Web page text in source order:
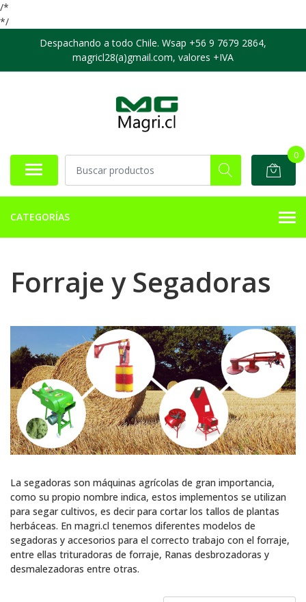
/*
*/
Despachando a todo Chile. Wsap +56 9 7679 2864,
magricl28(a)gmail.com, valores +IVA
0
CATEGORÍAS
Forraje y Segadoras
La segadoras son máquinas agrícolas de gran importancia,
como su propio nombre indica, estos implementos se utilizan
para segar cultivos, es decir para cortar los tallos de plantas
herbáceas. En magri.cl tenemos diferentes modelos de
segadoras y accesorios para el correcto trabajo con el forraje,
entre ellas trituradoras de forraje, Ranas desbrozadoras y
desmalezadoras entre otras.